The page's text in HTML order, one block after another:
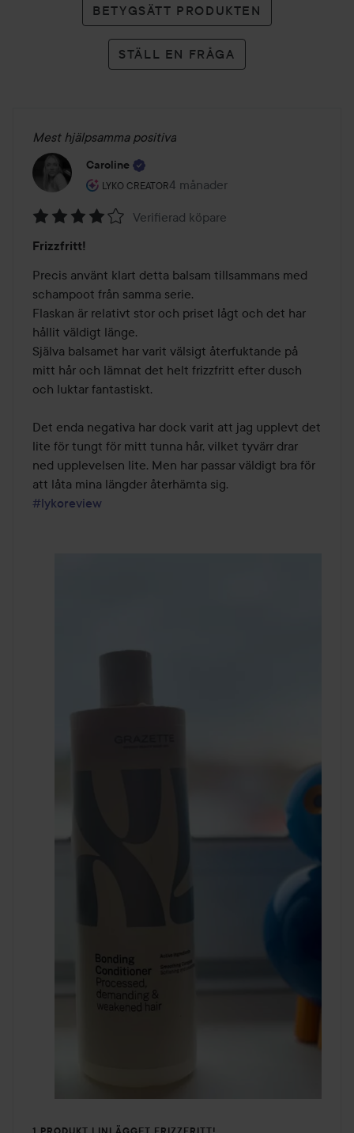
BETYGSÄTT PRODUKTEN
STÄLL EN FRÅGA
Mest hjälpsamma positiva
Caroline
LYKO CREATOR
Användarens roll: Lyko Creator.
4 månader
Inlägget skapades 4 månader
4
av
5
Verifierad köpare
Frizzfritt!
Precis använt klart detta balsam tillsammans med
schampoot från samma serie.
Flaskan är relativt stor och priset lågt och det har
hållit väldigt länge.
Själva balsamet har varit välsigt återfuktande på
mitt hår och lämnat det helt frizzfritt efter dusch
och luktar fantastiskt.
Det enda negativa har dock varit att jag upplevt det
lite för tungt för mitt tunna hår, vilket tyvärr drar
ned upplevelsen lite. Men har passar väldigt bra för
#lykoreview